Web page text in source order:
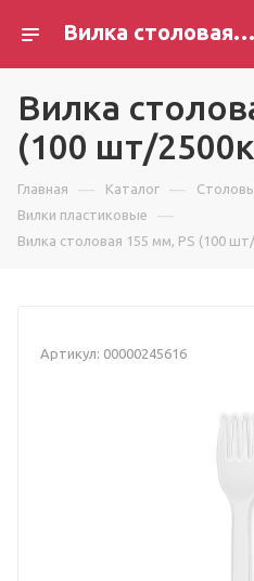
Вилка столовая 155 мм, PS (100 шт/2500кор)
Вилка
(100 шт/
Главная — Каталог —
Вилки пластиковые —
Вилка столовая 155 мм, PS (100
Артикул: 00000245616